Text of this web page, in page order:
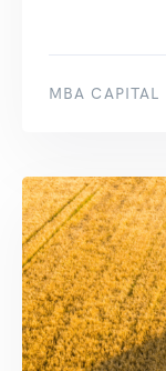
MBA CAPITAL